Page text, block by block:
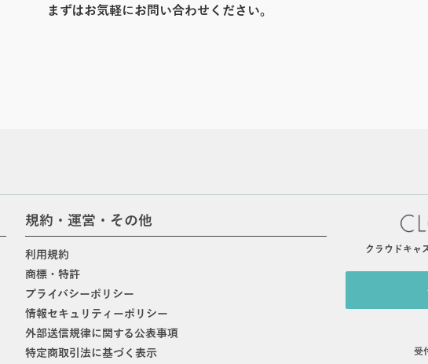
まずはお気軽にお問い合わせください。
規約・運営・その他
利用規約
商標・特許
プライバシーポリシー
情報セキュリティーポリシー
外部送信規律に関する公表事項
特定商取引法に基づく表示
クラウドキャ
受